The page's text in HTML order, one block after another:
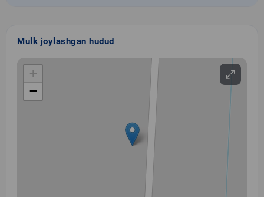
Mulk joylashgan hudud
+
−